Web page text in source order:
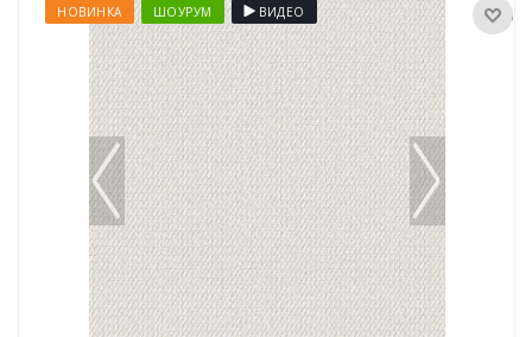
НОВИНКА ШОУРУМ ВИДЕО